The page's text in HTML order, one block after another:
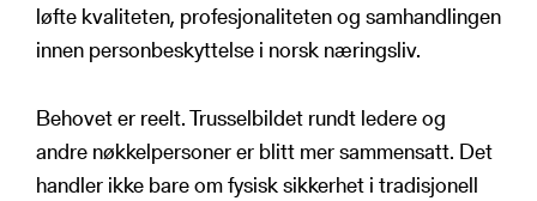
løfte kvaliteten, profesjonaliteten og samhandlingen
innen personbeskyttelse i norsk næringsliv.
Behovet er reelt. Trusselbildet rundt ledere og
andre nøkkelpersoner er blitt mer sammensatt. Det
handler ikke bare om fysisk sikkerhet i tradisjonell